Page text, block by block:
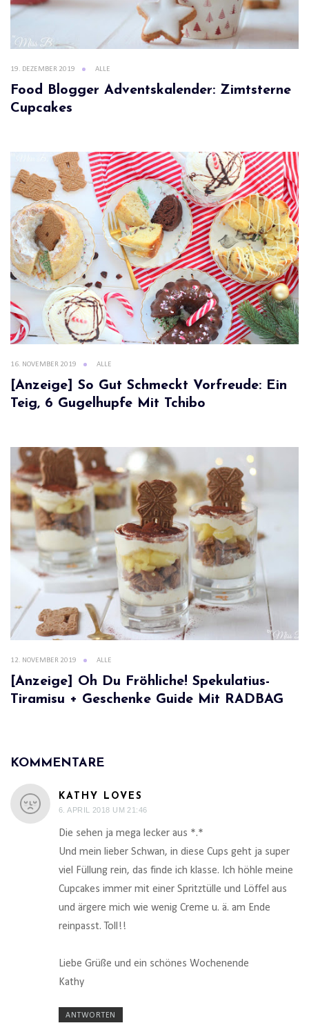
19. DEZEMBER 2019 ALLE
Food Blogger Adventskalender: Zimtsterne
Cupcakes
16. NOVEMBER 2019 ALLE
[Anzeige] So Gut Schmeckt Vorfreude: Ein
Teig, 6 Gugelhupfe Mit Tchibo
12. NOVEMBER 2019 ALLE
[Anzeige] Oh Du Fröhliche! Spekulatius-
Tiramisu + Geschenke Guide Mit RADBAG
KOMMENTARE
KATHY LOVES
6. APRIL 2018 UM 21:46
Die sehen ja mega lecker aus *.*
Und mein lieber Schwan, in diese Cups geht ja super
viel Füllung rein, das finde ich klasse. Ich höhle meine
Cupcakes immer mit einer Spritztülle und Löffel aus
und ärgere mich wie wenig Creme u. ä. am Ende
reinpasst. Toll!!
Liebe Grüße und ein schönes Wochenende
Kathy
ANTWORTEN